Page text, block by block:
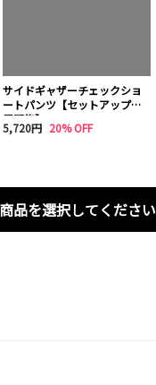
サイドギャザーチェックショ
ートパンツ【セットアップ着
用可能】
5,720円 20% OFF
商品を選択してください